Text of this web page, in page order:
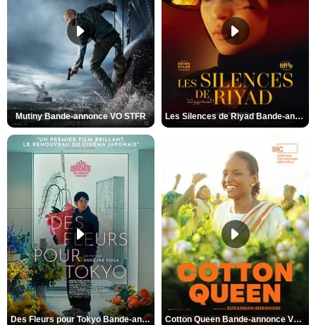
Mutiny Bande-annonce VO STFR Les Silences de Riyad Bande-annonce VO STFR
Des Fleurs pour Tokyo Bande-annonce VO STFR Cotton Queen Bande-annonce VO STFR